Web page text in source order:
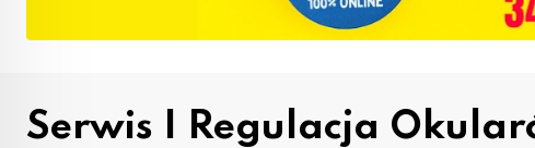
Serwis I Regulacja